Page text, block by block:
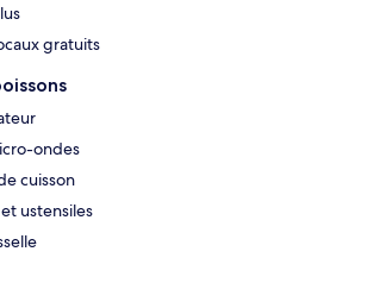
gratuits
ondes
cuisson
ustensiles